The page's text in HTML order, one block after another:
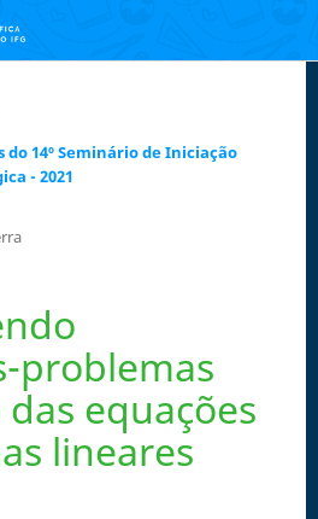
do 14º Seminário de Iniciação
- 2021
problemas
equações
lineares